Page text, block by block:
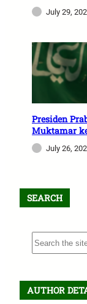
July 29,
Presiden
Muktamar
July 26,
SEARCH
S
e
r
c
AUTHOR